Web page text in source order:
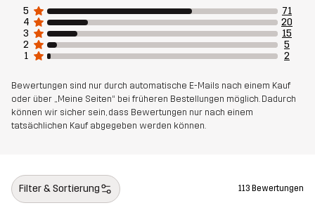
Nachhaltigkeit Recycelte Bestandteile Mehr dazu
Entworfen für ALLROUND
Artikelnummer 11013_2139
5
71
4
20
3
15
2
5
1
2
Bewertungen sind nur durch automatische E-Mails nach einem Kauf
oder über „Meine Seiten“ bei früheren Bestellungen möglich. Dadurch
können wir sicher sein, dass Bewertungen nur nach einem
tatsächlichen Kauf abgegeben werden können.
Filter & Sortierung 113 Bewertungen